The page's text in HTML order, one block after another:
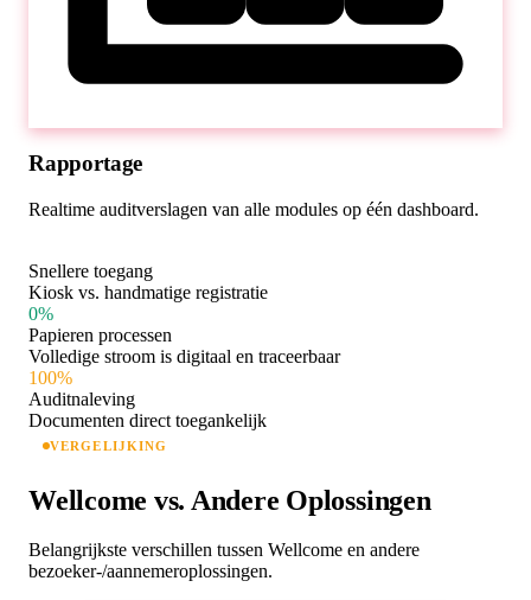
Rapportage
Realtime auditverslagen van alle modules op één dashboard.
Snellere toegang
Kiosk vs. handmatige registratie
0%
Papieren processen
Volledige stroom is digitaal en traceerbaar
100%
Auditnaleving
Documenten direct toegankelijk
VERGELIJKING
Wellcome vs. Andere Oplossingen
Belangrijkste verschillen tussen Wellcome en andere
bezoeker-/aannemeroplossingen.